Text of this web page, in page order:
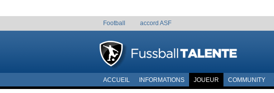
Football accord ASF
ACCUEIL INFORMATIONS JOUEUR COMMUNITY